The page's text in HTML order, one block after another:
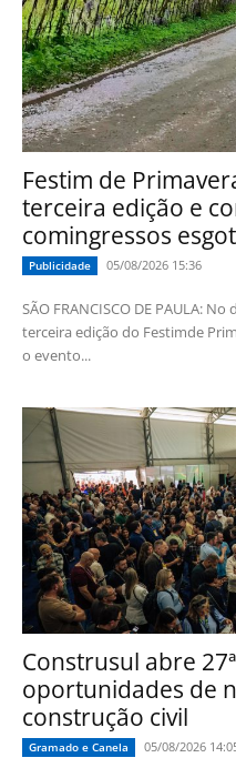
Festim de
terceira edição e
comingressos
Publicidade 05/08/2026 15:36
SÃO FRANCISCO DE PAULA:
terceira edição do Festimde
o evento...
Construsul abre
oportunidades de
construção civil
Gramado e Canela 05/08/2026